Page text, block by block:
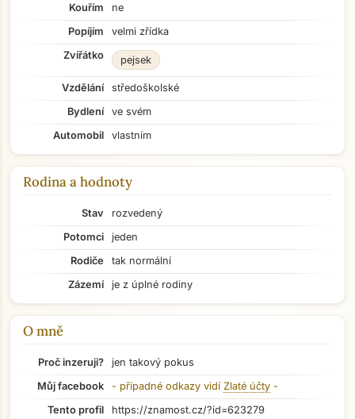
Kouřím
ne
Popíjím
velmi zřídka
Zvířátko
pejsek
Vzdělání
středoškolské
Bydlení
ve svém
Automobil
vlastním
Rodina a hodnoty
Stav
rozvedený
Potomci
jeden
Rodiče
tak normální
Zázemí
je z úplné rodiny
O mně
Proč inzeruji?
jen takový pokus
Můj facebook
- případné odkazy vidí Zlaté účty -
Tento profil
https://znamost.cz/?id=623279